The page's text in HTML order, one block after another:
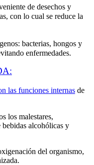
de desechos y
con lo cual se reduce la
bacterias, hongos y
enfermedades.
las funciones internas de
los malestares,
alcohólicas y
del organismo,